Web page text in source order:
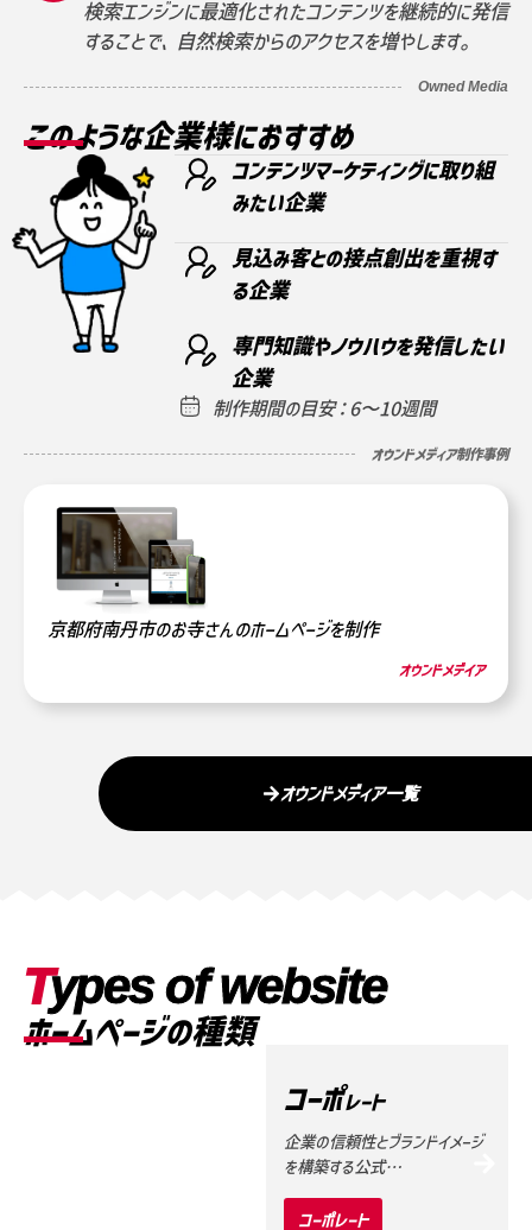
検索エンジンに最適化されたコンテンツを継続的に発信
することで、自然検索からのアクセスを増やします。
Owned Media
このような企業様におすすめ
コンテンツマーケティングに取り組
みたい企業
見込み客との接点創出を重視す
る企業
専門知識やノウハウを発信したい
企業
制作期間の目安：6〜10週間
オウンドメディア制作事例
京都府南丹市のお寺さんのホームページを制作
オウンドメデイア
オウンドメディア一覧
Types of website
ホームページの種類
コーポレート
企業の信頼性とブランドイメージ
を構築する公式…
コーポレート